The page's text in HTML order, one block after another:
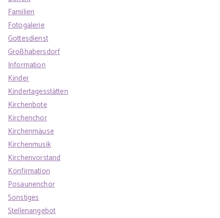
Familien
Fotogalerie
Gottesdienst
Großhabersdorf
Information
Kinder
Kindertagesstätten
Kirchenbote
Kirchenchor
Kirchenmäuse
Kirchenmusik
Kirchenvorstand
Konfirmation
Posaunenchor
Sonstiges
Stellenangebot